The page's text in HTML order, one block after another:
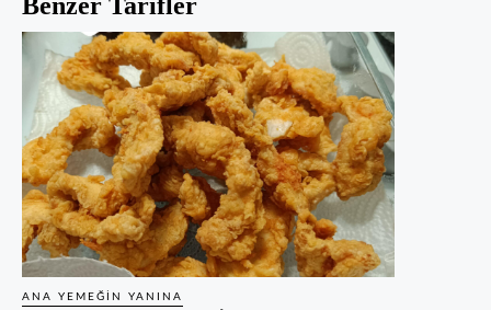
ANA YEMEĞIN YANINA